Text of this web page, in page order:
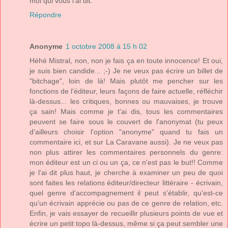
Répondre
Anonyme 1 octobre 2008 à 15 h 02
Héhé Mistral, non, non je fais ça en toute innocence! Et oui,
je suis bien candide... ;-) Je ne veux pas écrire un billet de
"bitchage", loin de là! Mais plutôt me pencher sur les
fonctions de l'éditeur, leurs façons de faire actuelle, réfléchir
là-dessus... les critiques, bonnes ou mauvaises, je trouve
ça sain! Mais comme je t'ai dis, tous les commentaires
peuvent se faire sous le couvert de l'anonymat (tu peux
d'ailleurs choisir l'option "anonyme" quand tu fais un
commentaire ici, et sur La Caravane aussi). Je ne veux pas
non plus attirer les commentaires personnels du genre:
mon éditeur est un ci ou un ça, ce n'est pas le but!! Comme
je l'ai dit plus haut, je cherche à examiner un peu de quoi
sont faites les relations éditeur/directeur littéraire - écrivain,
quel genre d'accompagnement il peut s'établir, qu'est-ce
qu'un écrivain apprécie ou pas de ce genre de relation, etc.
Enfin, je vais essayer de recueillir plusieurs points de vue et
écrire un petit topo là-dessus, même si ça peut sembler une